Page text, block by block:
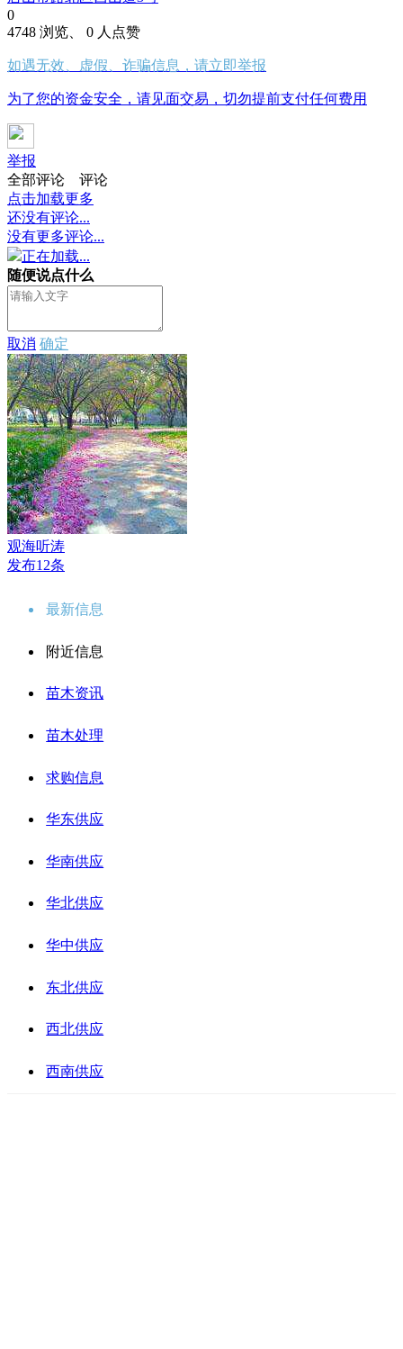
0
4748 浏览、 0 人点赞
如遇无效、虚假、诈骗信息，请立即举报
为了您的资金安全，请见面交易，切勿提前支付任何费用
举报
全部评论
评论
点击加载更多
还没有评论...
没有更多评论...
正在加载...
随便说点什么
取消 确定
观海听涛
发布12条
最新信息
附近信息
苗木资讯
苗木处理
求购信息
华东供应
华南供应
华北供应
华中供应
东北供应
西北供应
西南供应